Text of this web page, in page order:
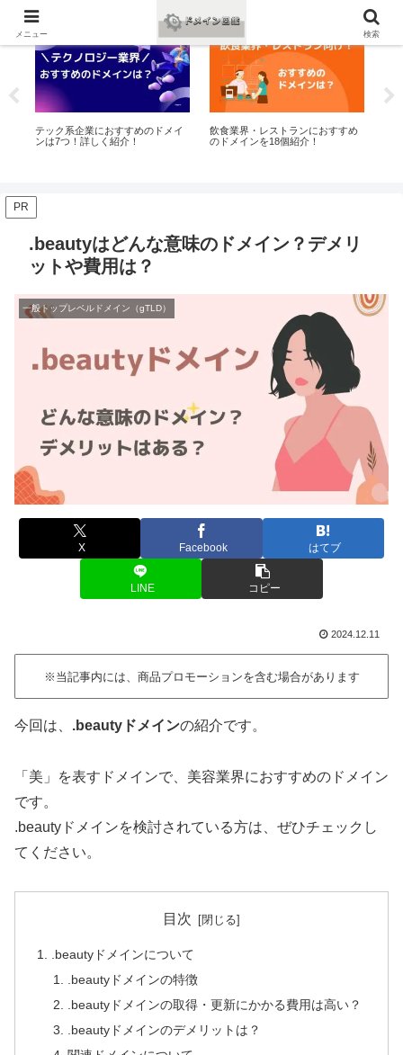
おすすめ
テック系企業におすすめのドメイ
ンは7つ！詳しく紹介！
飲食業界・レストランにおすすめ
のドメインを18個紹介！
PR
.beautyはどんな意味のドメイン？デメリ
ットや費用は？
一般トップレベルドメイン（gTLD）
X Facebook はてブ
LINE コピー
2024.12.11
※当記事内には、商品プロモーションを含む場合があります
今回は、 .beautyドメインの紹介です。
「美」を表すドメインで、美容業界におすすめのドメイン
です。
.beautyドメインを検討されている方は、ぜひチェックし
てください。
目次
.beautyドメインについて
.beautyドメインの特徴
.beautyドメインの取得・更新にかかる費用は高い？
.beautyドメインのデメリットは？
メニュー 検索